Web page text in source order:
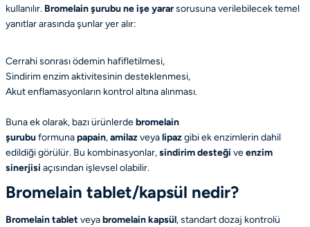
kullanılır. Bromelain şurubu ne işe yararsorusuna verilebilecek temel
yanıtlar arasında şunlar yer alır:
Cerrahi sonrası ödemin hafifletilmesi,
Sindirim enzim aktivitesinin desteklenmesi,
Akut enflamasyonların kontrol altına alınması.
Buna ek olarak, bazı ürünlerdebromelain
şurubuformunapapain,amilazveyalipazgibi ek enzimlerin dahil
edildiği görülür. Bu kombinasyonlar,sindirim desteği veenzim
sinerjisi açısından işlevsel olabilir.
Bromelain tablet/kapsül nedir?
Bromelain tablet veyabromelain kapsül, standart dozaj kontrolü